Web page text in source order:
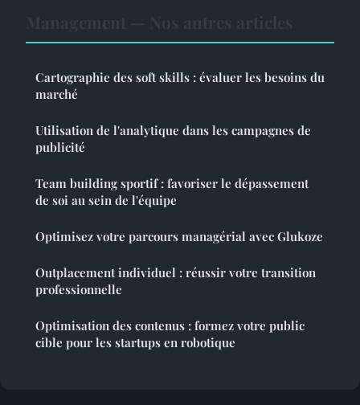
Cartographie des soft skills : évaluer les besoins du
marché
Utilisation de l'analytique dans les campagnes de
publicité
Team building sportif : favoriser le dépassement
de soi au sein de l'équipe
Optimisez votre parcours managérial avec Glukoze
Outplacement individuel : réussir votre transition
professionnelle
Optimisation des contenus : formez votre public
cible pour les startups en robotique